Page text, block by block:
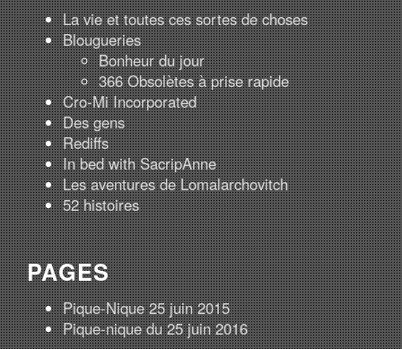
La vie et toutes ces sortes de choses
Blougueries
Bonheur du jour
366 Obsolètes à prise rapide
Cro-Mi Incorporated
Des gens
Rediffs
In bed with SacripAnne
Les aventures de Lomalarchovitch
52 histoires
PAGES
Pique-Nique 25 juin 2015
Pique-nique du 25 juin 2016